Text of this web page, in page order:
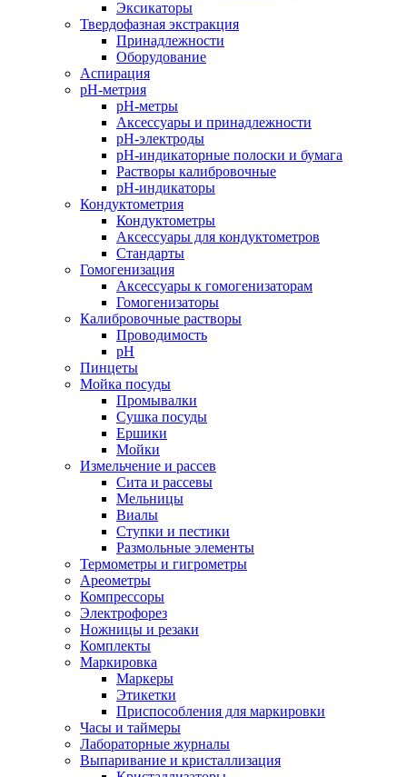
Эксикаторы
Твердофазная экстракция
Принадлежности
Оборудование
Аспирация
pH-метрия
pH-метры
Аксессуары и принадлежности
pH-электроды
pH-индикаторные полоски и бумага
Растворы калибровочные
pH-индикаторы
Кондуктометрия
Кондуктометры
Аксессуары для кондуктометров
Стандарты
Гомогенизация
Аксессуары к гомогенизаторам
Гомогенизаторы
Калибровочные растворы
Проводимость
pH
Пинцеты
Мойка посуды
Промывалки
Сушка посуды
Ершики
Мойки
Измельчение и рассев
Сита и рассевы
Мельницы
Виалы
Ступки и пестики
Размольные элементы
Термометры и гигрометры
Ареометры
Компрессоры
Электрофорез
Ножницы и резаки
Комплекты
Маркировка
Маркеры
Этикетки
Приспособления для маркировки
Часы и таймеры
Лабораторные журналы
Выпаривание и кристаллизация